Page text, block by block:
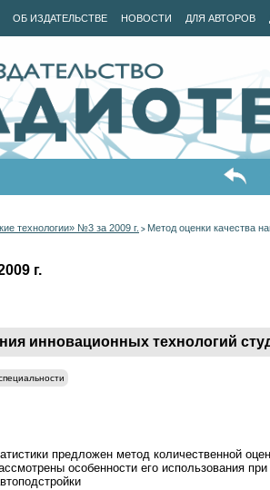
ОБ ИЗДАТЕЛЬСТВЕ НОВОСТИ ДЛЯ АВТОРОВ
технологии» №3 за 2009 г. > Метод оценки качества
г.
инновационных технологий
предложен метод количественной
особенности его использования